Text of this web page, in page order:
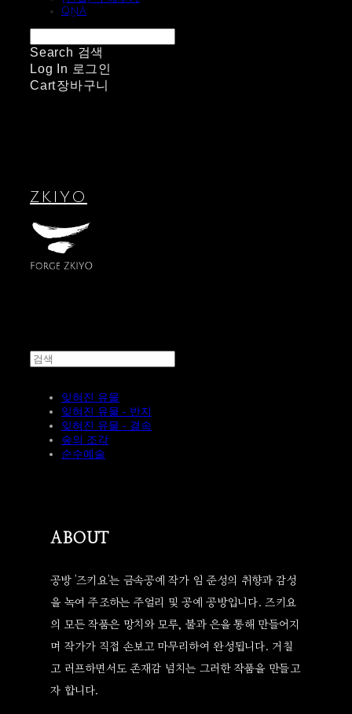
QnA
Search 검색
Log In 로그인
Cart장바구니
ZKIYO
잊혀진 유물
잊혀진 유물 - 반지
잊혀진 유물 - 결속
숲의 조각
순수예술
ABOUT
공방 '즈키요'는 금속공예 작가 임 준성의 취향과 감성
을 녹여 주조하는 주얼리 및 공예 공방입니다. 즈키요
의 모든 작품은 망치와 모루, 불과 은을 통해 만들어지
며 작가가 직접 손보고 마무리하여 완성됩니다. 거칠
고 러프하면서도 존재감 넘치는 그러한 작품을 만들고
자 합니다.